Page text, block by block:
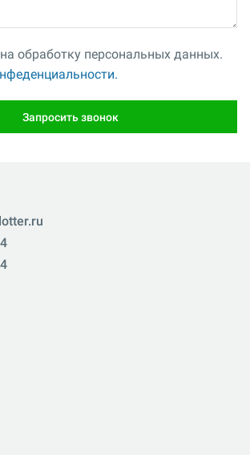
обработку персональных данных.
Запросить звонок